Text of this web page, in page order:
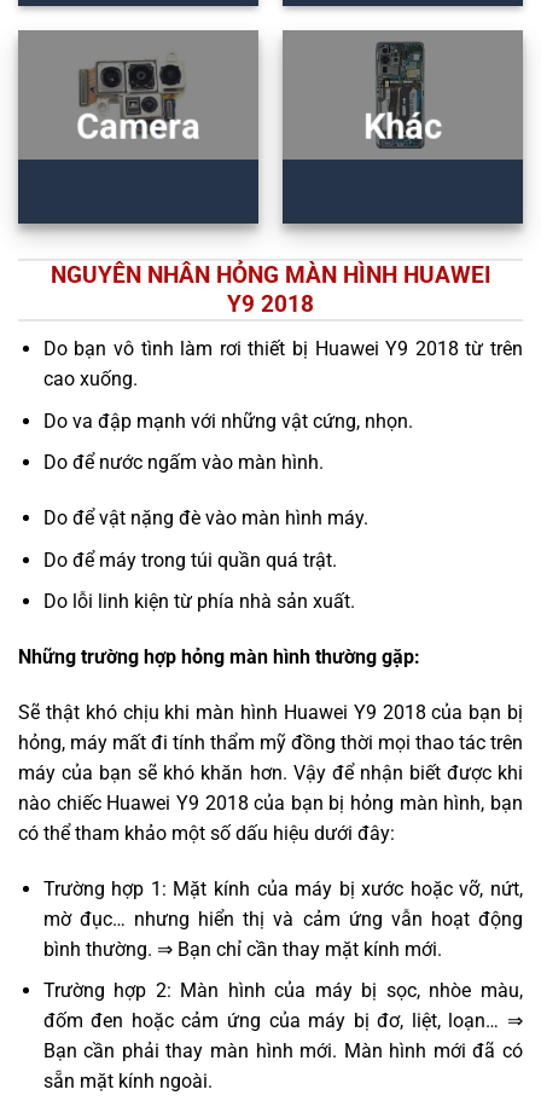
Camera Khác
NGUYÊN NHÂN HỎNG MÀN HÌNH HUAWEI
Y9 2018
Do bạn vô tình làm rơi thiết bị Huawei Y9 2018 từ trên
cao xuống.
Do va đập mạnh với những vật cứng, nhọn.
Do để nước ngấm vào màn hình.
Do để vật nặng đè vào màn hình máy.
Do để máy trong túi quần quá trật.
Do lỗi linh kiện từ phía nhà sản xuất.
Những trường hợp hỏng màn hình thường gặp:
Sẽ thật khó chịu khi màn hình Huawei Y9 2018 của bạn bị
hỏng, máy mất đi tính thẩm mỹ đồng thời mọi thao tác trên
máy của bạn sẽ khó khăn hơn. Vậy để nhận biết được khi
nào chiếc Huawei Y9 2018 của bạn bị hỏng màn hình, bạn
có thể tham khảo một số dấu hiệu dưới đây:
Trường hợp 1: Mặt kính của máy bị xước hoặc vỡ, nứt,
mờ đục… nhưng hiển thị và cảm ứng vẫn hoạt động
bình thường. ⇒ Bạn chỉ cần thay mặt kính mới.
Trường hợp 2: Màn hình của máy bị sọc, nhòe màu,
đốm đen hoặc cảm ứng của máy bị đơ, liệt, loạn… ⇒
Bạn cần phải thay màn hình mới. Màn hình mới đã có
sẵn mặt kính ngoài.